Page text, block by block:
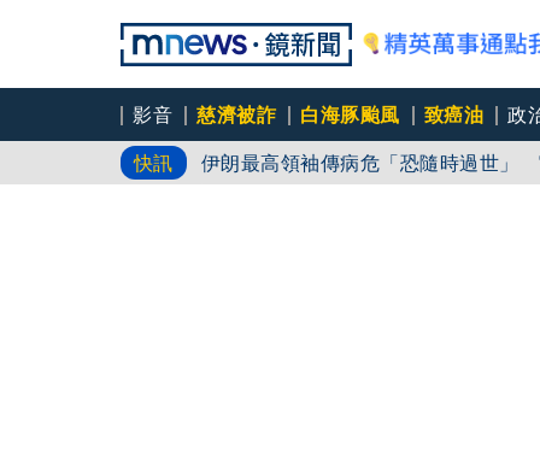
影音 慈濟被詐 白海豚颱風 致癌油
政
快訊
伊朗最高領袖傳病危「恐隨時過世」
9月川習會前先出招！ 美國鉅額投資